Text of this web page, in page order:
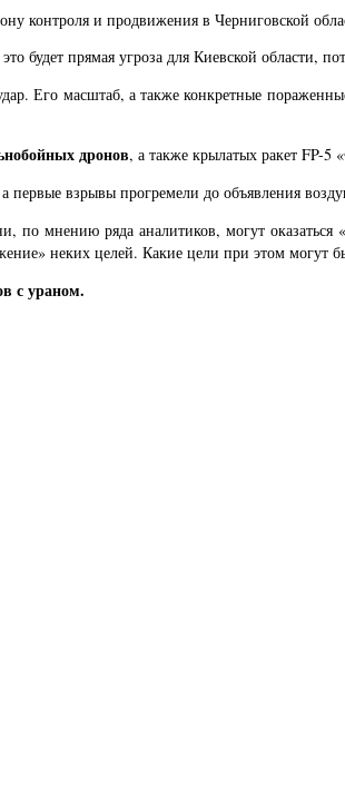
контроля и продвижения в Черниговской
прямая угроза для Киевской области,
Его масштаб, а также конкретные
дронов, а также крылатых ракет FP-5
взрывы прогремели до объявления
по мнению ряда аналитиков, могут
неких целей. Какие цели при этом могут
с ураном.